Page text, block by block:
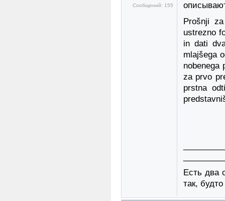
Сообщений: 155
Prošnji
ustrezno
in dati
mlajšega
nobenega
za prvo
prstna
Есть два
так,